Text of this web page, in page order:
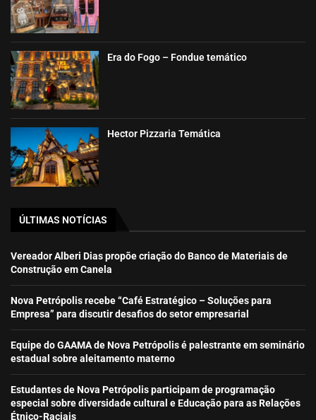
Era do Fogo – Fondue temático
Hector Pizzaria Temática
ÚLTIMAS NOTÍCIAS
Vereador Alberi Dias propõe criação do Banco de Materiais de
Construção em Canela
Nova Petrópolis recebe “Café Estratégico – Soluções para
Empresa” para discutir desafios do setor empresarial
Equipe do GAAMA de Nova Petrópolis é palestrante em seminário
estadual sobre aleitamento materno
Estudantes de Nova Petrópolis participam de programação
especial sobre diversidade cultural e Educação para as Relações
Étnico-Raciais